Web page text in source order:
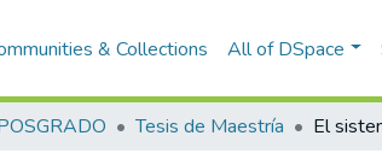
& Collections All of DSpace
Tesis de Maestría